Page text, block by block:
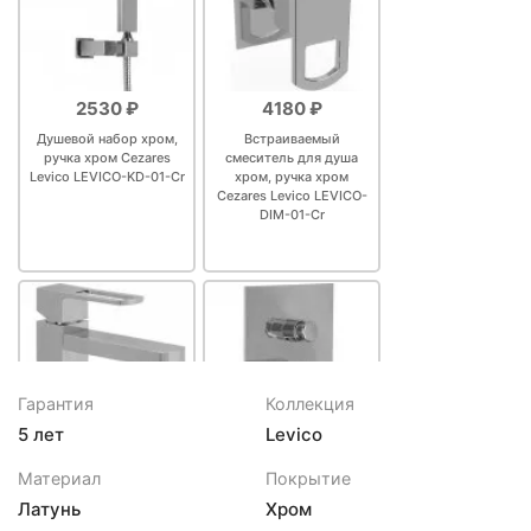
2530 ₽
Душевой набор хром,
ручка хром Cezares
Levico LEVICO-KD-01-Cr
4180 ₽
Встраиваемый
смеситель для душа
хром, ручка хром
Cezares Levico LEVICO-
DIM-01-Cr
6760 ₽
Смеситель для
раковины с донным
7100 ₽
Смеситель для душа
Cezares Levico VDIM-01-
Гарантия
5 лет
Коллекция
Levico
Материал
Латунь
Покрытие
Хром